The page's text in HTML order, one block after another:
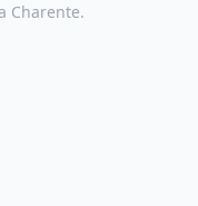
Charente.